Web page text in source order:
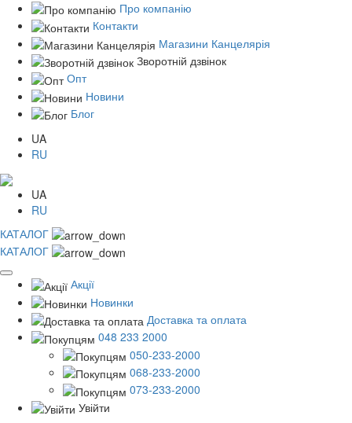
Про компанію
Контакти
Магазини Канцелярія
Зворотній дзвінок
Опт
Новини
Блог
UA
RU
UA
RU
КАТАЛОГ
КАТАЛОГ
Акції
Новинки
Доставка та оплата
048 233 2000
050-233-2000
068-233-2000
073-233-2000
Увійти